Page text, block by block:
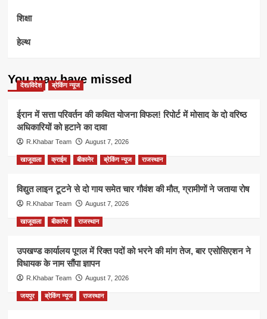
शिक्षा
हेल्थ
You may have missed
देश/विदेश ब्रेकिंग न्यूज
ईरान में सत्ता परिवर्तन की कथित योजना विफल! रिपोर्ट में मोसाद के दो वरिष्ठ
अधिकारियों को हटाने का दावा
R.Khabar Team August 7, 2026
खाजूवाला क्राईम बीकानेर ब्रेकिंग न्यूज राजस्थान
विद्युत लाइन टूटने से दो गाय समेत चार गौवंश की मौत, ग्रामीणों ने जताया रोष
R.Khabar Team August 7, 2026
खाजूवाला बीकानेर राजस्थान
उपखण्ड कार्यालय पूगल में रिक्त पदों को भरने की मांग तेज, बार एसोसिएशन ने
विधायक के नाम सौंपा ज्ञापन
R.Khabar Team August 7, 2026
जयपुर ब्रेकिंग न्यूज राजस्थान